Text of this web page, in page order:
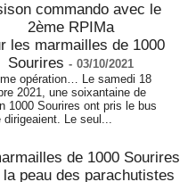
commando avec le
2ème RPIMa
les marmailles de 1000
Sourires - 03/10/2021
opération… Le samedi 18
2021, une soixantaine de
1000 Sourires ont pris le bus
Le seul...
de 1000 Sourires
la peau des parachutistes